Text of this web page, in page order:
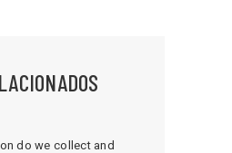
do we collect and